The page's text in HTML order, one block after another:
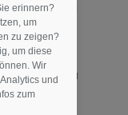
auf
vor. Live
in einem
zu
erinnern?
um
zu zeigen?
um diese
Wir
und
zum